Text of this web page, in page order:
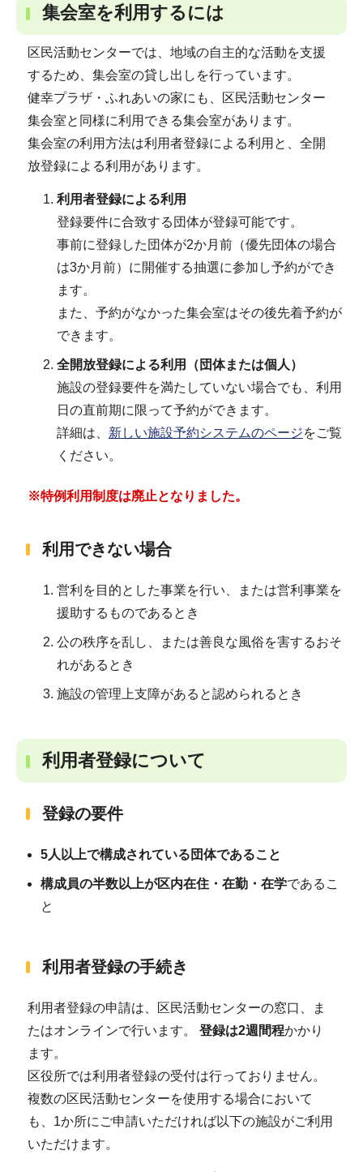
集会室を利用するには
区民活動センターでは、地域の自主的な活動を支援
するため、集会室の貸し出しを行っています。
健幸プラザ・ふれあいの家にも、区民活動センター
集会室と同様に利用できる集会室があります。
集会室の利用方法は利用者登録による利用と、全開
放登録による利用があります。
利用者登録による利用
登録要件に合致する団体が登録可能です。
事前に登録した団体が2か月前（優先団体の場合
は3か月前）に開催する抽選に参加し予約ができ
ます。
また、予約がなかった集会室はその後先着予約が
できます。
全開放登録による利用（団体または個人）
施設の登録要件を満たしていない場合でも、利用
日の直前期に限って予約ができます。
詳細は、 新しい施設予約システムのページをご覧
ください。
※特例利用制度は廃止となりました。
利用できない場合
営利を目的とした事業を行い、または営利事業を
援助するものであるとき
公の秩序を乱し、または善良な風俗を害するおそ
れがあるとき
施設の管理上支障があると認められるとき
利用者登録について
登録の要件
5人以上で構成されている団体であること
構成員の半数以上が区内在住・在勤・在学であるこ
と
利用者登録の手続き
利用者登録の申請は、区民活動センターの窓口、ま
たはオンラインで行います。 登録は2週間程かかり
ます。
区役所では利用者登録の受付は行っておりません。
複数の区民活動センターを使用する場合において
も、1か所にご申請いただければ以下の施設がご利用
いただけます。